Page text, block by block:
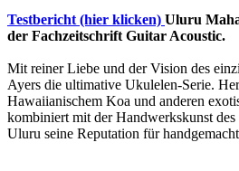
Testbericht (hier klicken) Uluru
der Fachzeitschrift Guitar Acoustic.
Mit reiner Liebe und der Vision des
Ayers die ultimative Ukulelen-Serie.
Hawaiianischem Koa und anderen
kombiniert mit der Handwerkskunst des
Uluru seine Reputation für